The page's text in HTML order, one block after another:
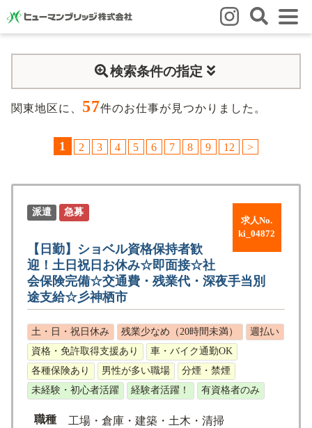
はじめての方
3つの強み いろいろな働き方
就業までの流れ HBのイイネ！
スタッフの方
お友だち紹介キャンペーン
会社概要
会社概要 事業所のご案内
ブログ
検索条件の指定
関東地区に、 57件のお仕事が見つかりました。
1 2 3 4 5 6 7 8 9 12 >
求人No.
ki_04872
派遣 急募
【日勤】ショベル資格保持者歓
迎！土日祝日お休み☆即面接☆社
会保険完備☆交通費・残業代・深夜手当別
途支給☆彡神栖市
土・日・祝日休み 残業少なめ（20時間未満）
週払い
資格・免許取得支援あり
車・バイク通勤OK
各種保険あり
男性が多い職場
分煙・禁煙
未経験・初心者活躍
経験者活躍！ 有資格者のみ
職種 工場・倉庫・建築・土木・清掃